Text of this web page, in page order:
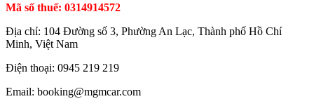
Mã số thuế: 0314914572
Địa chỉ: 104 Đường số 3, Phường An Lạc, Thành phố Hồ Chí
Minh, Việt Nam
Điện thoại: 0945 219 219
Email: booking@mgmcar.com